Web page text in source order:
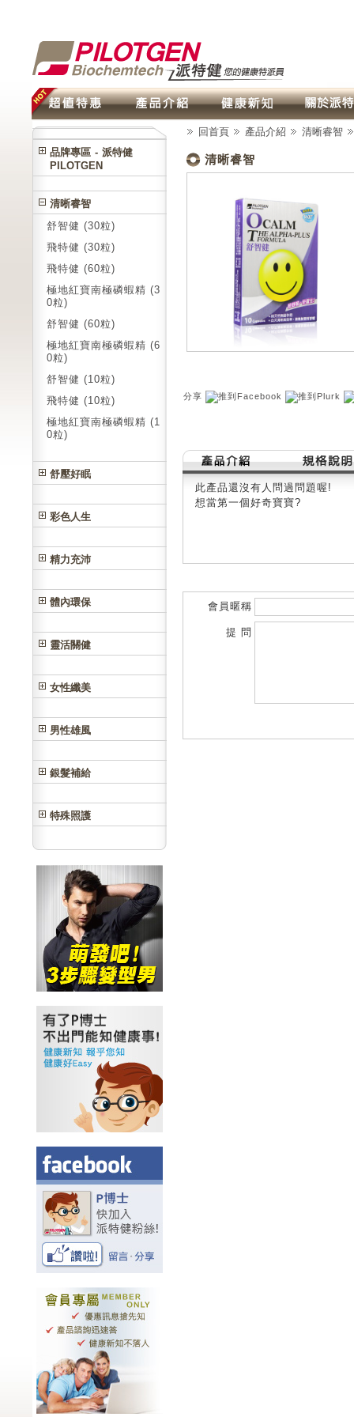
品牌專區 - 派特健
PILOTGEN
清晰睿智
舒智健 (30粒)
飛特健 (30粒)
飛特健 (60粒)
極地紅寶南極磷蝦精 (3
0粒)
舒智健 (60粒)
極地紅寶南極磷蝦精 (6
0粒)
舒智健 (10粒)
飛特健 (10粒)
極地紅寶南極磷蝦精 (1
0粒)
舒壓好眠
彩色人生
精力充沛
體內環保
靈活關健
女性纖美
男性雄風
銀髮補給
特殊照護
回首頁 產品介紹 清晰睿智
清晰睿智
分享
此產品還沒有人問過問題喔!
想當第一個好奇寶寶?
會員暱稱
提 問